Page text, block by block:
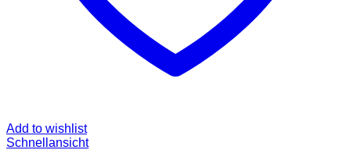
Add to wishlist
Schnellansicht